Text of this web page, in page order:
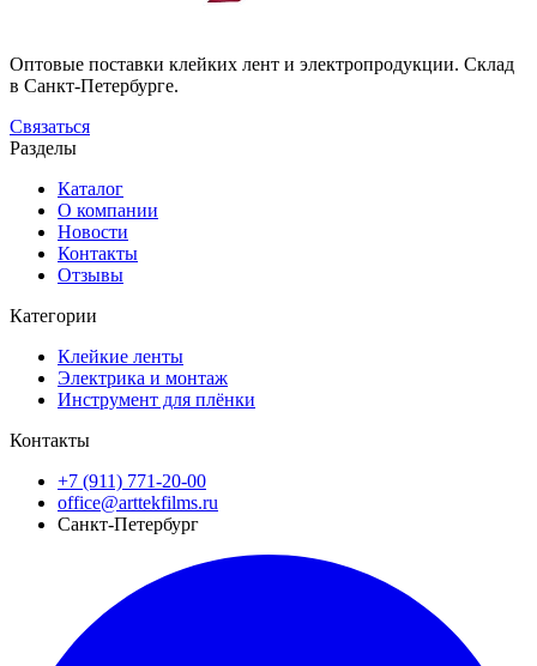
Оптовые поставки клейких лент и электропродукции. Склад
в Санкт-Петербурге.
Связаться
Разделы
Каталог
О компании
Новости
Контакты
Отзывы
Категории
Клейкие ленты
Электрика и монтаж
Инструмент для плёнки
Контакты
+7 (911) 771-20-00
office@arttekfilms.ru
Санкт-Петербург